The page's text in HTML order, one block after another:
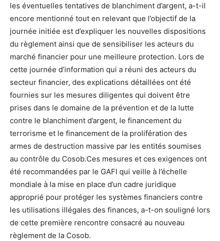
les éventuelles tentatives de blanchiment d’argent, a-t-il
encore mentionné tout en relevant que l’objectif de la
journée initiée est d’expliquer les nouvelles dispositions
du règlement ainsi que de sensibiliser les acteurs du
marché financier pour une meilleure protection. Lors de
cette journée d’information qui a réuni des acteurs du
secteur financier, des explications détaillées ont été
fournies sur les mesures diligentes qui doivent être
prises dans le domaine de la prévention et de la lutte
contre le blanchiment d’argent, le financement du
terrorisme et le financement de la prolifération des
armes de destruction massive par les entités soumises
au contrôle du Cosob.Ces mesures et ces exigences ont
été recommandées par le GAFI qui veille à l’échelle
mondiale à la mise en place d’un cadre juridique
approprié pour protéger les systèmes financiers contre
les utilisations illégales des finances, a-t-on souligné lors
de cette première rencontre consacré au nouveau
règlement de la Cosob.